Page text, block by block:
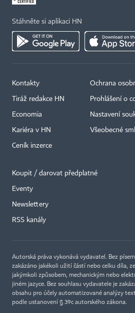
Stáhněte si aplikaci HN
Kontakty
Tiráž redakce HN
Economia
Kariéra v HN
Ceník inzerce
Ochrana
Prohlášení o
Nastavení
Všeobecné
Koupit / darovat předplatné
Eventy
Newslettery
RSS kanály
Autorská práva vykonává vydavatel. Bez
zakázáno jakékoli užití částí nebo celku díla,
jakýmkoli způsobem, mechanickým nebo
jiném jazyce. Bez souhlasu vydavatele je
obsahu pro účely automatizované analýzy
podle ustanovení § 39c autorského zákona.